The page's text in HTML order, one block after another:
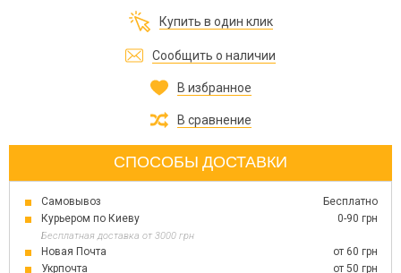
Купить в один клик
Сообщить о наличии
В избранное
В сравнение
СПОСОБЫ ДОСТАВКИ
Самовывоз
Бесплатно
Курьером по Киеву
0-90 грн
Бесплатная доставка от 3000 грн
Новая Почта
от 60 грн
Укрпочта
от 50 грн